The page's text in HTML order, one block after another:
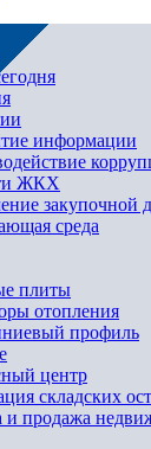
информации
ЖКХ
закупочной
среда
плиты
отопления
профиль
центр
складских
и продажа